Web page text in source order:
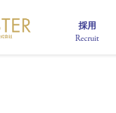
採用
Recruit